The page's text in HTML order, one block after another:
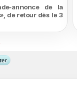
annonce de la
de retour dès le 3